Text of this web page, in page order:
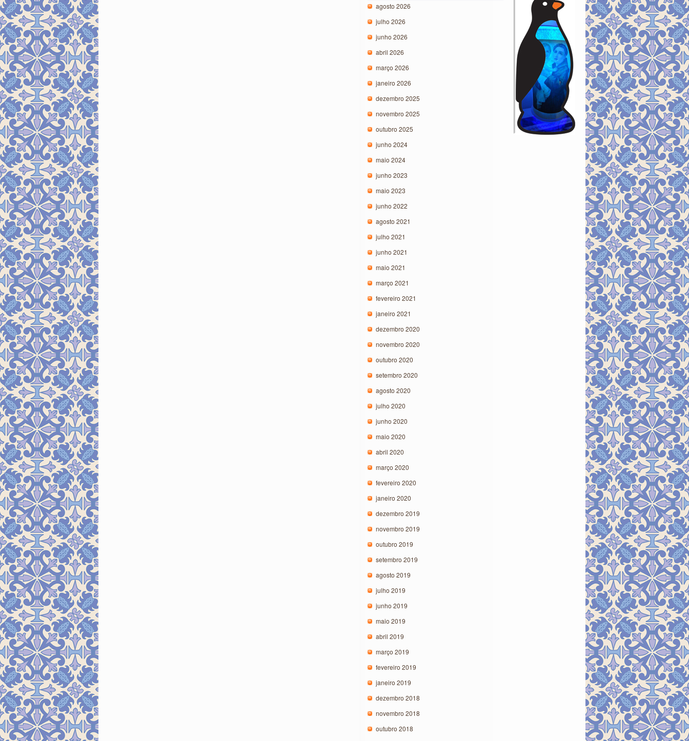
agosto 2026
julho 2026
junho 2026
abril 2026
março 2026
janeiro 2026
dezembro 2025
novembro 2025
outubro 2025
junho 2024
maio 2024
junho 2023
maio 2023
junho 2022
agosto 2021
julho 2021
junho 2021
maio 2021
março 2021
fevereiro 2021
janeiro 2021
dezembro 2020
novembro 2020
outubro 2020
setembro 2020
agosto 2020
julho 2020
junho 2020
maio 2020
abril 2020
março 2020
fevereiro 2020
janeiro 2020
dezembro 2019
novembro 2019
outubro 2019
setembro 2019
agosto 2019
julho 2019
junho 2019
maio 2019
abril 2019
março 2019
fevereiro 2019
janeiro 2019
dezembro 2018
novembro 2018
outubro 2018